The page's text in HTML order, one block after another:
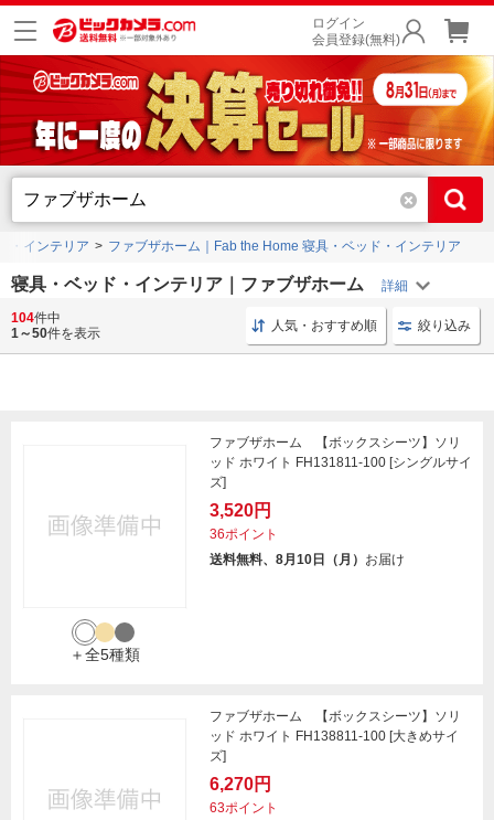
ログイン
会員登録(無料)
・インテリア ファブザホーム｜Fab the Home 寝具・ベッド・インテリア
寝具・ベッド・インテリア｜ファブザホーム
寝具 インテリア リカバリーウェア スリープテック
104件中
1～50件を表示 人気・おすすめ順 絞り込み
＋全5種類
ファブザホーム 【ボックスシーツ】ソリ
ッド ホワイト FH131811-100 [シングルサイ
ズ]
3,520円
36ポイント
送料無料、8月10日（月） お届け
ファブザホーム 【ボックスシーツ】ソリ
ッド ホワイト FH138811-100 [大きめサイ
ズ]
6,270円
63ポイント